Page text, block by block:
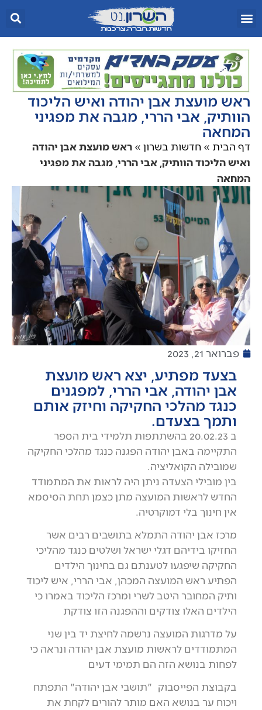
ראש מועצת אבן יהודה ואיש הליכוד
הוותיק, אבי הררי, מגבה את מפגיני
המחאה
דף הבית » חדשות בשרון » ראש מועצת אבן יהודה
ואיש הליכוד הוותיק, אבי הררי, מגבה את מפגיני
המחאה
פברואר 21, 2023
בצעד מפתיע, יצא ראש מועצת
אבן יהודה, אבי הררי, למפגנים
כנגד מהלכי החקיקה וחיזק אותם
ותמך בצעדם.
ב 20.02.23 בהשתתפות תלמידי בית הספר
התקיימה באבן יהודה הפגנה כנגד מהלכי החקיקה
שמובילה הקואליציה.
בין מובילי הצעדה ניתן היה לראות את המתמודד
החדש לראשות המועצה מתן כצמן תחת הסיסמא
אין חינוך בלי דמוקרטיה.
מרכז אבן יהודה התמלא בתושבים רבים אשר
החזיקו בידיהם דגלי ישראל ושלטים כנגד מהליכי
החקיקה שיפגעו לטענתם גם בחינוך הילדים
הפתיע ראש המועצה המכהן, אבי הררי, איש ליכוד
ותיק המחובר היטב לשרי ומרכז הליכוד באמרו כי
הילדים האלו צודקים וההפגנה הזו צודקת
על מדרגות המועצה נרשמה לחיצת יד בין שני
המתמודדים לראשות מועצת אבן יהודה ונראה כי
לפחות בנושא הזה הם תמימי דעים
בקבוצת הפייסבוק "תושבי אבן יהודה" התפתח
ויכוח ער בנושא האם מותר להורים לקחת את